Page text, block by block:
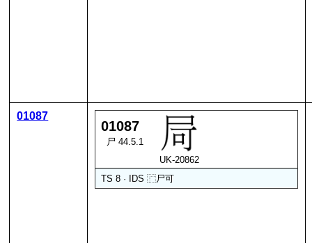
01087
01087
尸 44.5.1
UK-20862
TS 8 · IDS⿸尸可